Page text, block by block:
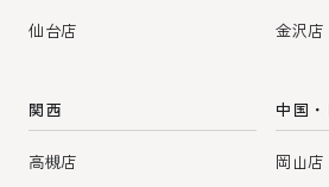
仙台店
金沢店
関西
高槻店
中国
岡山店